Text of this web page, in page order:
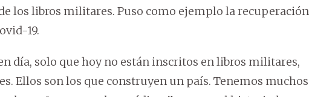
los libros militares. Puso como ejemplo la recuperación
19.
día, solo que hoy no están inscritos en libros militares,
Ellos son los que construyen un país. Tenemos muchos